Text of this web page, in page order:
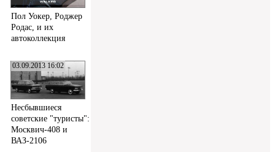
Пол Уокер, Роджер
Родас, и их
автоколлекция
03.09.2013 16:02
Несбывшиеся
советские "туристы":
Москвич-408 и
ВАЗ-2106